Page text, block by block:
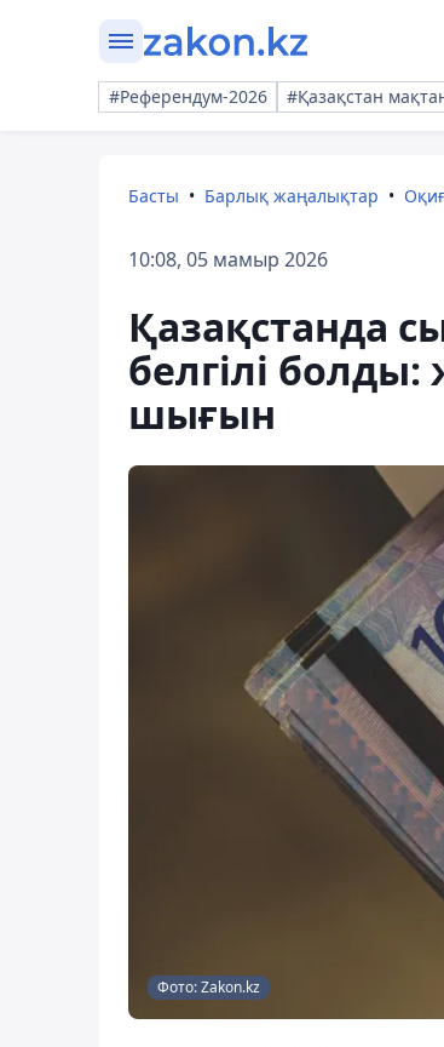
#Референдум-2026 #Қазақстан
Басты Барлық жаңалықтар
10:08, 05 мамыр 2026
Қазақстанда
белгілі
шығын
Фото: Zakon.kz